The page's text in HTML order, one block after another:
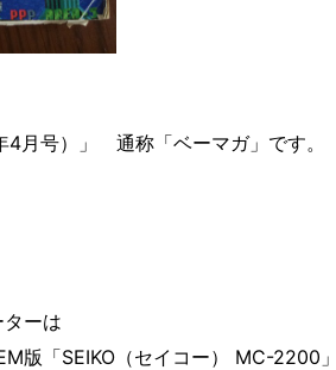
4月号）」 通称「ベーマガ」です。
ーは
版「SEIKO（セイコー） MC-2200